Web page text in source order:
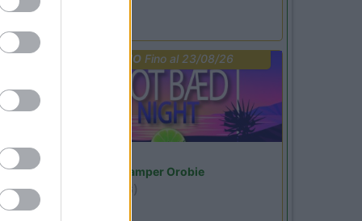
PROMO Fino al 23/08/26
Area Sosta Camper Orobie
(BG)